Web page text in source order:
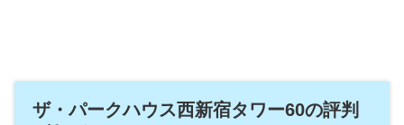
ザ・パークハウス西新宿タワー60の評判